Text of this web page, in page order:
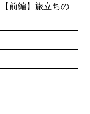
【前編】旅立ちの